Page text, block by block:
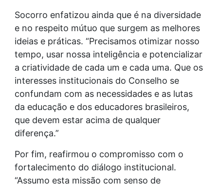
Socorro enfatizou ainda que é na diversidade
e no respeito mútuo que surgem as melhores
ideias e práticas. “Precisamos otimizar nosso
tempo, usar nossa inteligência e potencializar
a criatividade de cada um e cada uma. Que os
interesses institucionais do Conselho se
confundam com as necessidades e as lutas
da educação e dos educadores brasileiros,
que devem estar acima de qualquer
diferença.”
Por fim, reafirmou o compromisso com o
fortalecimento do diálogo institucional.
“Assumo esta missão com senso de